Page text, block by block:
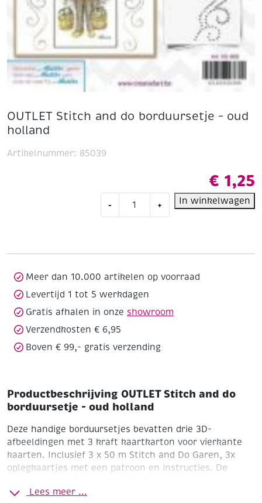
OUTLET Stitch and do borduursetje – oud
holland
€ 1,25
-
oud
holland
+ In winkelwagen
Artikelnummer: 85039
Meer dan 10.000 artikelen op voorraad
Levertijd 1 tot 5 werkdagen
Gratis afhalen in onze showroom
Verzendkosten € 6,95
Boven € 99,- gratis verzending
Productbeschrijving OUTLET Stitch and do
borduursetje - oud holland
Deze handige borduursetjes bevatten drie 3D-
afbeeldingen met 3 kraft kaartkarton voor vierkante
kaarten. Inclusief 3 x 50 m Stitch and Do Garen, 3x
oplegkaartjes met een patroon en instructies. De
leuk om mee te nemen, of cadeau te doen als
Lees meer ...